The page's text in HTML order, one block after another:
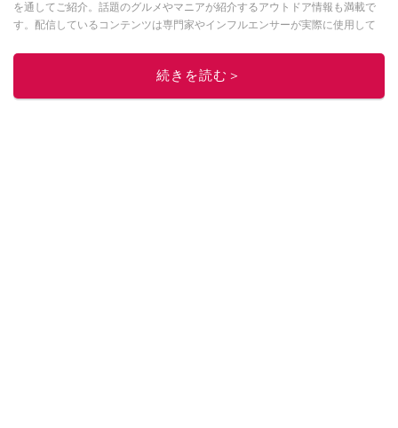
を通してご紹介。話題のグルメやマニアが紹介するアウトドア情報も満載で
す。配信しているコンテンツは専門家やインフルエンサーが実際に使用して
ニュースでフォロー
続きを読む＞